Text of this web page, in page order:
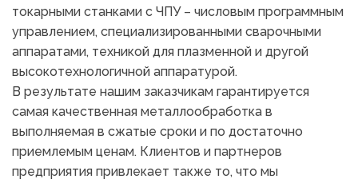
токарными станками с ЧПУ – числовым программным
управлением, специализированными сварочными
аппаратами, техникой для плазменной и другой
высокотехнологичной аппаратурой.
В результате нашим заказчикам гарантируется
самая качественная металлообработка в
выполняемая в сжатые сроки и по достаточно
приемлемым ценам. Клиентов и партнеров
предприятия привлекает также то, что мы